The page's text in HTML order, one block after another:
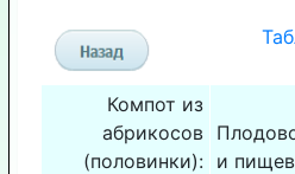
Компот из
абрикосов
(половинки): и